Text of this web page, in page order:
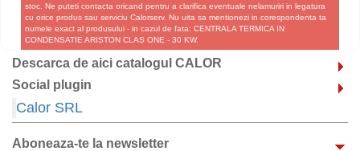
stoc. Ne puteti contacta oricand pentru a clarifica eventuale nelamuriri in legatura
cu orice produs sau serviciu Calorserv. Nu uita sa mentionezi in corespondenta ta
numele exact al produsului - in cazul de fata: CENTRALA TERMICA IN
CONDENSATIE ARISTON CLAS ONE - 30 KW.
Descarca de aici catalogul CALOR
Social plugin
Calor SRL
Aboneaza-te la newsletter